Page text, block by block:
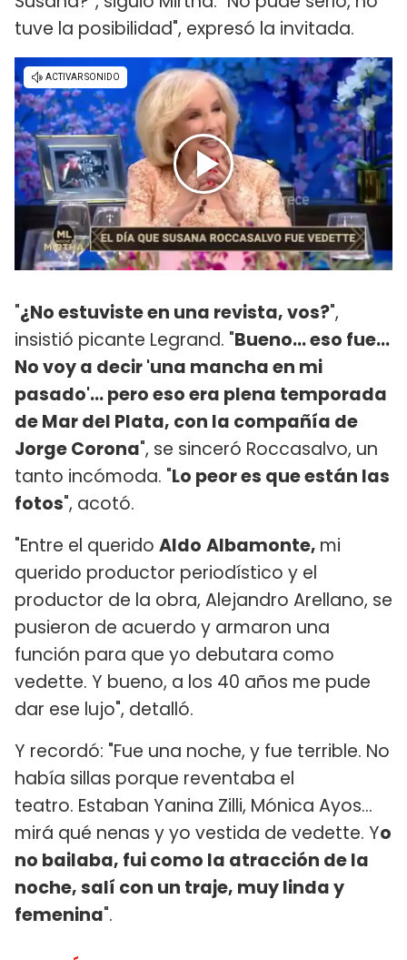
tuve la posibilidad", expresó la invitada.
"¿No estuviste en una revista, vos?",
insistió picante Legrand. "Bueno... eso fue...
No voy a decir 'una mancha en mi
pasado'... pero eso era plena temporada
de Mar del Plata, con la compañía de
Jorge Corona", se sinceró Roccasalvo, un
tanto incómoda. "Lo peor es que están las
fotos", acotó.
"Entre el querido Aldo Albamonte, mi
querido productor periodístico y el
productor de la obra, Alejandro Arellano, se
pusieron de acuerdo y armaron una
función para que yo debutara como
vedette. Y bueno, a los 40 años me pude
dar ese lujo", detalló.
Y recordó: "Fue una noche, y fue terrible. No
había sillas porque reventaba el
teatro. Estaban Yanina Zilli, Mónica Ayos…
mirá qué nenas y yo vestida de vedette. Yo
no bailaba, fui como la atracción de la
noche, salí con un traje, muy linda y
femenina".